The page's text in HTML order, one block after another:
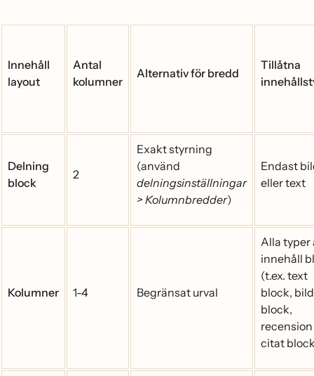
Innehåll
layout
Antal
kolumner
Alternativ för bredd
Tillåtna
Delning
block
2
Exakt styrning
(använd
delningsinställningar
> Kolumnbredder)
Endast
eller text
Kolumner 1-4 Begränsat urval
Alla typer
innehåll
(t.ex. text
block, bild
block,
recension
citat